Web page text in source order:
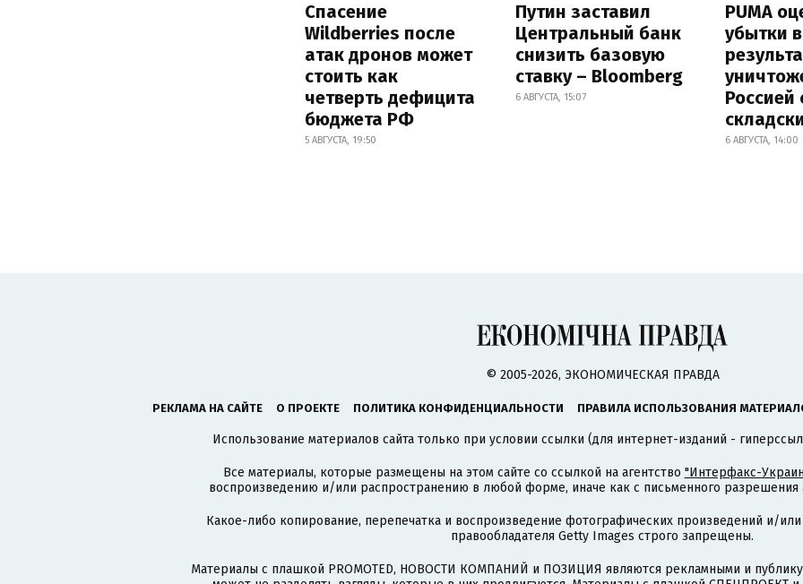
Спасение
Wildberries после
атак дронов может
стоить как
четверть дефицита
бюджета РФ
5 АВГУСТА, 19:50
Путин заставил
Центральный банк
снизить базовую
ставку – Bloomberg
6 АВГУСТА, 15:07
PUMA
убытки в
Россией
6 АВГУСТА, 14:00
© 2005-2026, ЭКОНОМИЧЕСКАЯ ПРАВДА
РЕКЛАМА НА САЙТЕ О ПРОЕКТЕ ПОЛИТИКА КОНФИДЕНЦИАЛЬНОСТИ ПРАВИЛА ИСПОЛЬЗОВАНИЯ
Использование материалов сайта только при условии ссылки (для интернет-изданий -
Все материалы, которые размещены на этом сайте со ссылкой на агентство "Интерфакс-
воспроизведению и/или распространению в любой форме, иначе как с письменного разрешения
Какое-либо копирование, перепечатка и воспроизведение фотографических произведений и/
правообладателя Getty Images строго запрещены.
Материалы с плашкой PROMOTED, НОВОСТИ КОМПАНИЙ и ПОЗИЦИЯ являются рекламными и